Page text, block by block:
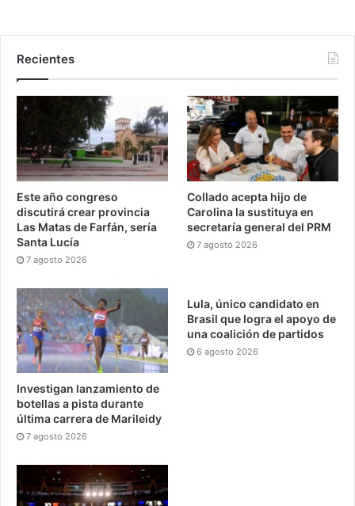
Recientes
Este año congreso
discutirá crear provincia
Las Matas de Farfán, sería
Santa Lucía
7 agosto 2026
Collado acepta hijo de
Carolina la sustituya en
secretaría general del PRM
7 agosto 2026
Investigan lanzamiento de
botellas a pista durante
última carrera de Marileidy
7 agosto 2026
Lula, único candidato en
Brasil que logra el apoyo de
una coalición de partidos
6 agosto 2026